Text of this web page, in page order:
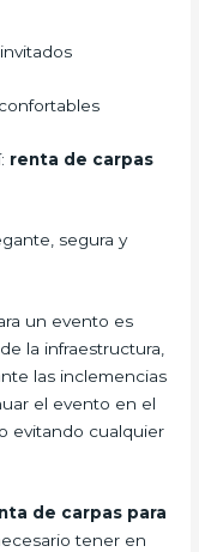
renta de carpas
segura y
un evento es
la infraestructura,
las inclemencias
el evento en el
evitando cualquier
de carpas para
tener en